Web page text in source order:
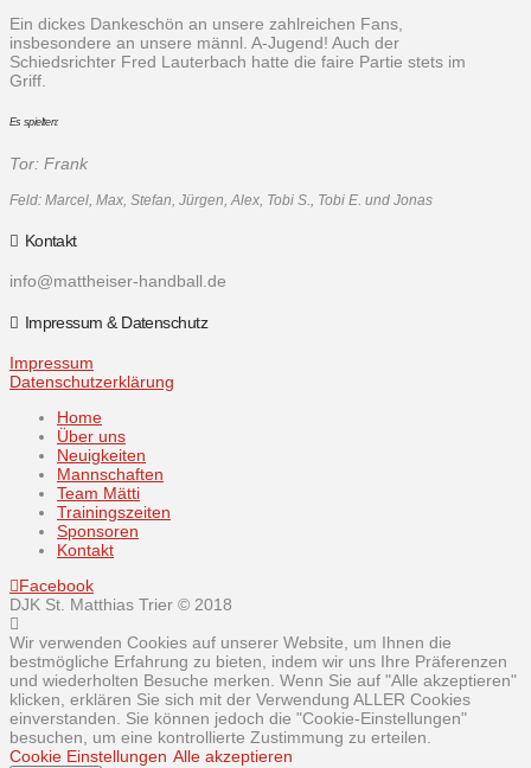
Ein dickes Dankeschön an unsere zahlreichen Fans,
insbesondere an unsere männl. A-Jugend! Auch der
Schiedsrichter Fred Lauterbach hatte die faire Partie stets im
Griff.
Es spielten:
Tor: Frank
Feld: Marcel, Max, Stefan, Jürgen, Alex, Tobi S., Tobi E. und Jonas
Kontakt
info@mattheiser-handball.de
Impressum & Datenschutz
Impressum
Datenschutzerklärung
Home
Über uns
Neuigkeiten
Mannschaften
Team Mätti
Trainingszeiten
Sponsoren
Kontakt
Facebook
DJK St. Matthias Trier © 2018
Wir verwenden Cookies auf unserer Website, um Ihnen die
bestmögliche Erfahrung zu bieten, indem wir uns Ihre Präferenzen
und wiederholten Besuche merken. Wenn Sie auf "Alle akzeptieren"
klicken, erklären Sie sich mit der Verwendung ALLER Cookies
einverstanden. Sie können jedoch die "Cookie-Einstellungen"
besuchen, um eine kontrollierte Zustimmung zu erteilen.
Cookie Einstellungen Alle akzeptieren